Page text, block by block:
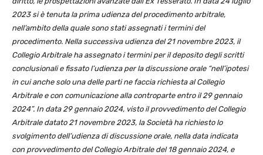
2023 si è tenuta la prima udienza del procedimento arbitrale,
nell’ambito della quale sono stati assegnati i termini del
procedimento. Nella successiva udienza del 21 novembre 2023, il
Collegio Arbitrale ha assegnato i termini per il deposito degli scritti
conclusionali e fissato l’udienza per la discussione orale “nell’ipotesi
in cui anche solo una delle parti ne faccia richiesta al Collegio
Arbitrale e con comunicazione alla controparte entro il 29 gennaio
2024”. In data 29 gennaio 2024, visto il provvedimento del Collegio
Arbitrale datato 21 novembre 2023, la Società ha richiesto lo
svolgimento dell’udienza di discussione orale, nella data indicata
con provvedimento del Collegio Arbitrale del 18 gennaio 2024, e